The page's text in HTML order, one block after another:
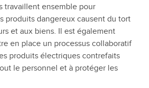
travaillent ensemble pour
produits dangereux causent du tort
et aux biens. Il est également
en place un processus collaboratif
produits électriques contrefaits
le personnel et à protéger les